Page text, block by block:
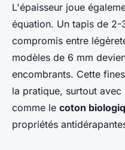
L'épaisseur joue
équation. Un tapis de
compromis entre
modèles de 6 mm
encombrants. Cette
la pratique, surtout
comme le coton
propriétés